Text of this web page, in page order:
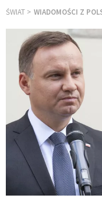
ŚWIAT WIADOMOŚCI Z